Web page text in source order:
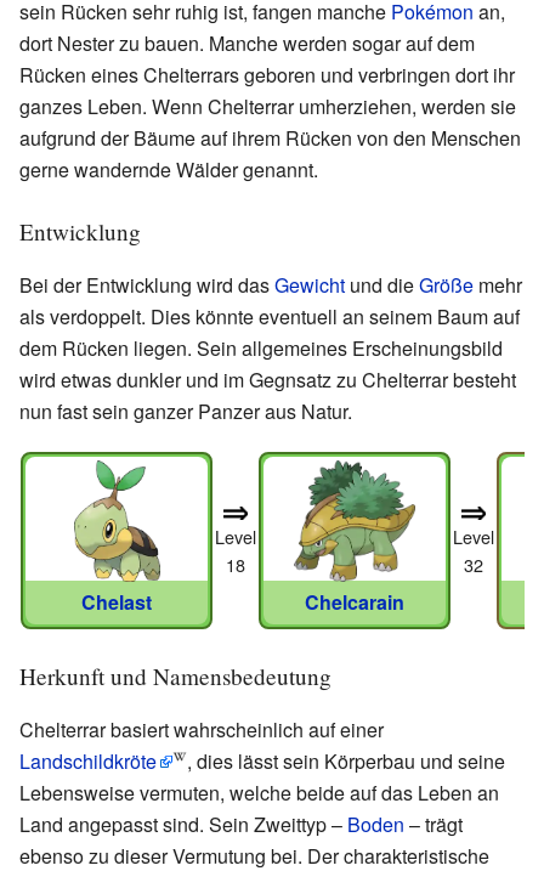
sein Rücken sehr ruhig ist, fangen manche Pokémon an,
dort Nester zu bauen. Manche werden sogar auf dem
Rücken eines Chelterrars geboren und verbringen dort ihr
ganzes Leben. Wenn Chelterrar umherziehen, werden sie
aufgrund der Bäume auf ihrem Rücken von den Menschen
gerne wandernde Wälder genannt.
Entwicklung
Bei der Entwicklung wird dasGewicht und dieGröße mehr
als verdoppelt. Dies könnte eventuell an seinem Baum auf
dem Rücken liegen. Sein allgemeines Erscheinungsbild
wird etwas dunkler und im Gegnsatz zu Chelterrar besteht
nun fast sein ganzer Panzer aus Natur.
Chelast
Level
18
Chelcarain
Level
32
Herkunft und Namensbedeutung
Chelterrar basiert wahrscheinlich auf einer
Landschildkröte
, dies lässt sein Körperbau und seine
Lebensweise vermuten, welche beide auf das Leben an
Land angepasst sind. Sein Zweittyp – Boden – trägt
ebenso zu dieser Vermutung bei. Der charakteristische